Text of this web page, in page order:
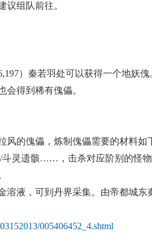
议组队前往。
97）秦若羽处可以获得一个地妖傀
会得到稀有傀儡。
风的傀儡， 炼制傀儡需要的材料如
/斗灵遗骸……，击杀对应阶别的怪
溶液，可到丹界采集。 由帝都城东
005406452_4.shtml